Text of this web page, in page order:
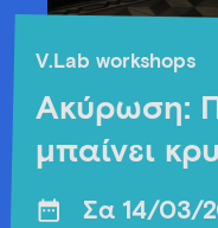
V.Lab workshops
Ακύρωση:
μπαίνει
Σα 14/03/